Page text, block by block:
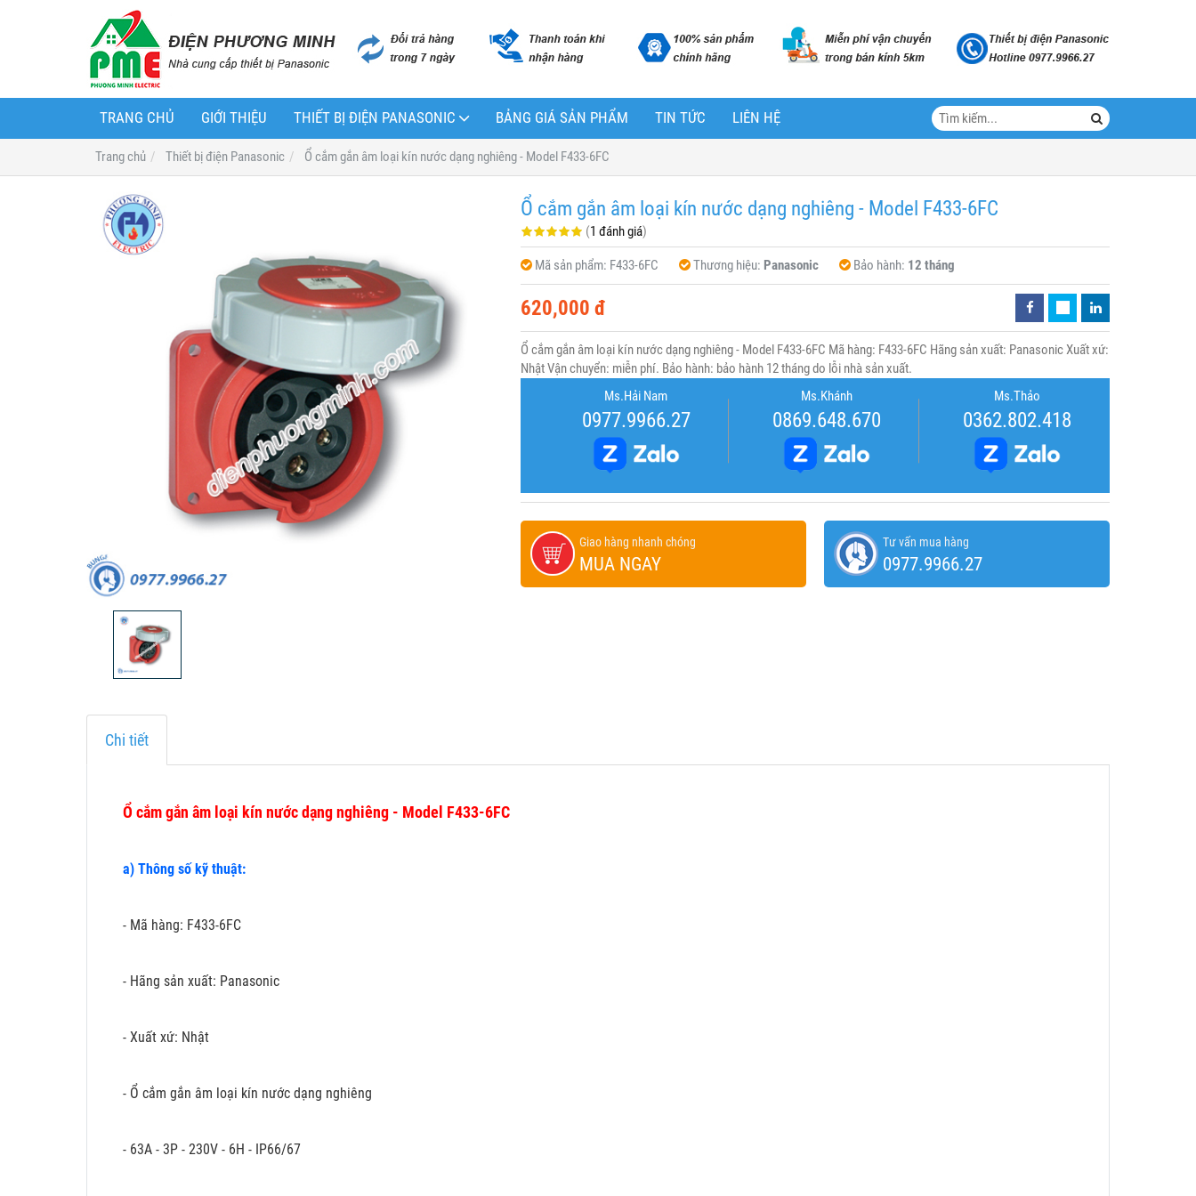
TRANG CHỦ GIỚI THIỆU THIẾT BỊ ĐIỆN PANASONIC BẢNG GIÁ SẢN PHẨM TIN TỨC LIÊN HỆ
Trang chủ Thiết bị điện Panasonic Ổ cắm gắn âm loại kín nước dạng nghiêng - Model F433-6FC
Ổ cắm gắn âm loại kín nước dạng nghiêng - Model F433-6FC
(1 đánh giá)
Mã sản phẩm: F433-6FC Thương hiệu: Panasonic Bảo hành: 12 tháng
620,000 đ
Ổ cắm gắn âm loại kín nước dạng nghiêng - Model F433-6FC Mã hàng: F433-6FC Hãng sản xuất: Panasonic Xuất xứ:
Nhật Vận chuyển: miễn phí. Bảo hành: bảo hành 12 tháng do lỗi nhà sản xuất.
Ms.Hải Nam
0977.9966.27
Ms.Khánh
0869.648.670
Ms.Thảo
0362.802.418
Giao hàng nhanh chóng
MUA NGAY
Tư vấn mua hàng
0977.9966.27
Chi tiết
Ổ cắm gắn âm loại kín nước dạng nghiêng - Model F433-6FC
a) Thông số kỹ thuật:
- Mã hàng: F433-6FC
- Hãng sản xuất: Panasonic
- Xuất xứ: Nhật
- Ổ cắm gắn âm loại kín nước dạng nghiêng
- 63A - 3P - 230V - 6H - IP66/67